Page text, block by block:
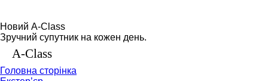
Новий A-Class
Зручний супутник на кожен день.
A-Class
Головна сторінка